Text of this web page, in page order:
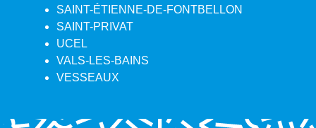
SAINT-ÉTIENNE-DE-FONTBELLON
SAINT-PRIVAT
UCEL
VALS-LES-BAINS
VESSEAUX